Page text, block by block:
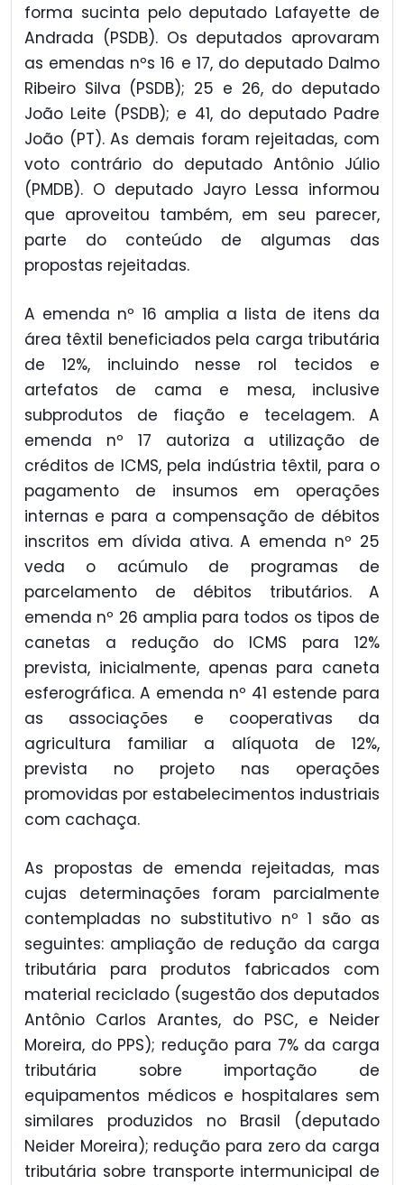
forma sucinta pelo deputado Lafayette de
Andrada (PSDB). Os deputados aprovaram
as emendas nºs 16 e 17, do deputado Dalmo
Ribeiro Silva (PSDB); 25 e 26, do deputado
João Leite (PSDB); e 41, do deputado Padre
João (PT). As demais foram rejeitadas, com
voto contrário do deputado Antônio Júlio
(PMDB). O deputado Jayro Lessa informou
que aproveitou também, em seu parecer,
parte do conteúdo de algumas das
propostas rejeitadas.
A emenda nº 16 amplia a lista de itens da
área têxtil beneficiados pela carga tributária
de 12%, incluindo nesse rol tecidos e
artefatos de cama e mesa, inclusive
subprodutos de fiação e tecelagem. A
emenda nº 17 autoriza a utilização de
créditos de ICMS, pela indústria têxtil, para o
pagamento de insumos em operações
internas e para a compensação de débitos
inscritos em dívida ativa. A emenda nº 25
veda o acúmulo de programas de
parcelamento de débitos tributários. A
emenda nº 26 amplia para todos os tipos de
canetas a redução do ICMS para 12%
prevista, inicialmente, apenas para caneta
esferográfica. A emenda nº 41 estende para
as associações e cooperativas da
agricultura familiar a alíquota de 12%,
prevista no projeto nas operações
promovidas por estabelecimentos industriais
com cachaça.
As propostas de emenda rejeitadas, mas
cujas determinações foram parcialmente
contempladas no substitutivo nº 1 são as
seguintes: ampliação de redução da carga
tributária para produtos fabricados com
material reciclado (sugestão dos deputados
Antônio Carlos Arantes, do PSC, e Neider
Moreira, do PPS); redução para 7% da carga
tributária sobre importação de
equipamentos médicos e hospitalares sem
similares produzidos no Brasil (deputado
Neider Moreira); redução para zero da carga
tributária sobre transporte intermunicipal de